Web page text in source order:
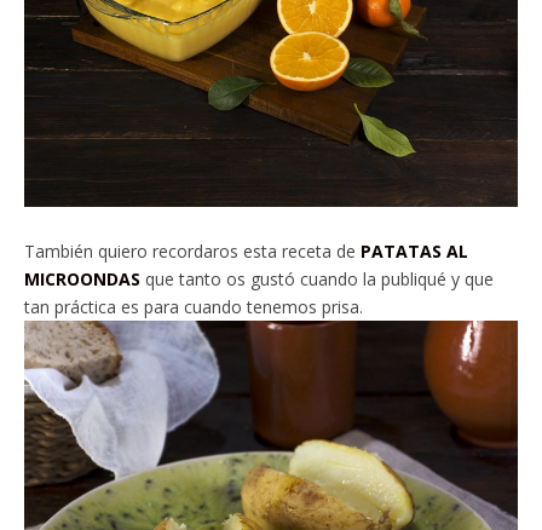
También quiero recordaros esta receta de PATATAS AL
MICROONDAS que tanto os gustó cuando la publiqué y que
tan práctica es para cuando tenemos prisa.